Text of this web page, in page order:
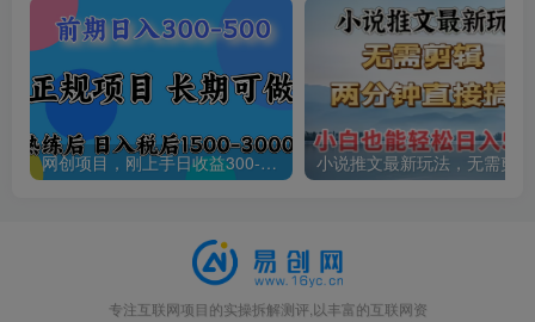
网创项目，刚上手日收益300-500左右，熟悉后日收益1500-3000
专注互联网项目的实操拆解测评,以丰富的互联网资